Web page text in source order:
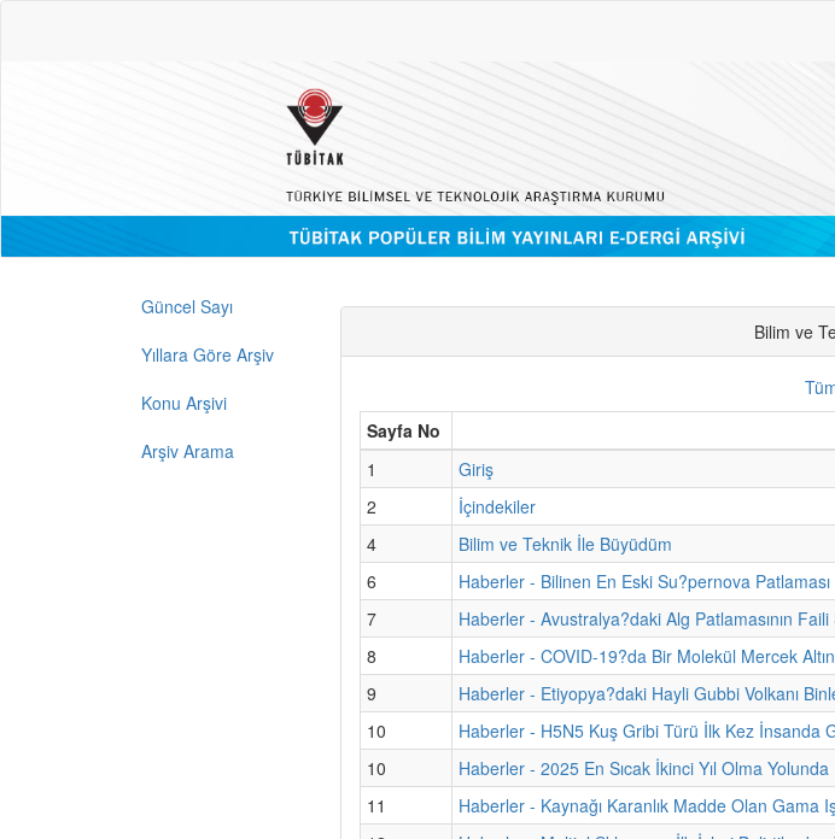
Güncel Sayı
Yıllara Göre Arşiv
Konu Arşivi
Arşiv Arama
Bilim ve
Sayfa No
1
Giriş
2
İçindekiler
4
Bilim ve Teknik İle Büyüdüm
6
Haberler - Bilinen En Eski Su?pernova
7
Haberler - Avustralya?daki Alg Patlamasının Faili
8
Haberler - COVID-19?da Bir Molekül Mercek
9
Haberler - Etiyopya?daki Hayli Gubbi Volkanı
10
Haberler - H5N5 Kuş Gribi Türü İlk Kez İnsanda
10
Haberler - 2025 En Sıcak İkinci Yıl Olma Yolunda
11
Haberler - Kaynağı Karanlık Madde Olan Gama